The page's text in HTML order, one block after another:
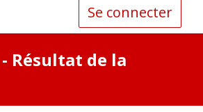
Se connecter
- Résultat de la